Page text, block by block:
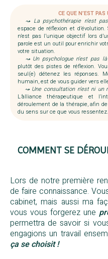
CE QUE N’EST
⤳ La psychothérapie n’est
espace de réflexion et
n’est pas l’unique objectif lors
parole est un outil pour enrichir
votre situation.
⤳ Un psychologue n’est pas
plutôt des pistes de réflexion.
seul(e) détenez les réponses.
humain, est de vous guider vers
⤳ Une consultation n’est ni un
Lalliance thérapeutique et
déroulement de la thérapie, afin
du sens sur ce que vous ressentez.
COMMENT SE
Lors de notre première
de faire connaissance.
cabinet, mais aussi ma
vous vous forgerez une
permettra de savoir si
engagions un travail
ça se choisit !